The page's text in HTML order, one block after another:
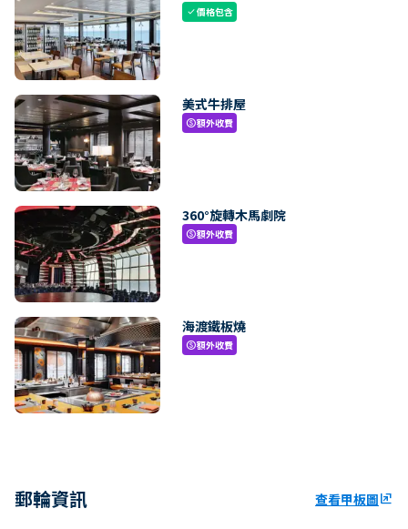
check價格包含
美式牛排屋
paid額外收費
360°旋轉木馬劇院
paid額外收費
海渡鐵板燒
paid額外收費
郵輪資訊 查看甲板圖ungroup